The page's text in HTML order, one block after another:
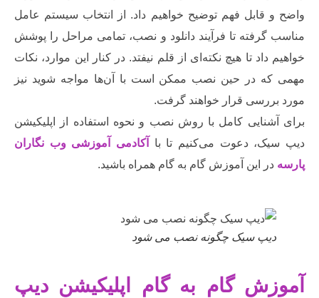
قابل فهم توضیح خواهیم داد. از انتخاب سیستم عامل
تا فرآیند دانلود و نصب، تمامی مراحل را پوشش
داد تا هیچ نکته‌ای از قلم نیفتد. در کنار این موارد، نکات
در حین نصب ممکن است با آن‌ها مواجه شوید نیز
قرار خواهند گرفت.
کامل با روش نصب و نحوه استفاده از اپلیکیشن
دعوت می‌کنیم تا باآکادمی آموزشی وب نگاران
این آموزش گام به گام همراه باشید.
سیک چگونه نصب می شود
گام به گام اپلیکیشن دیپ